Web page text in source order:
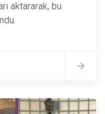
aktararak, bu